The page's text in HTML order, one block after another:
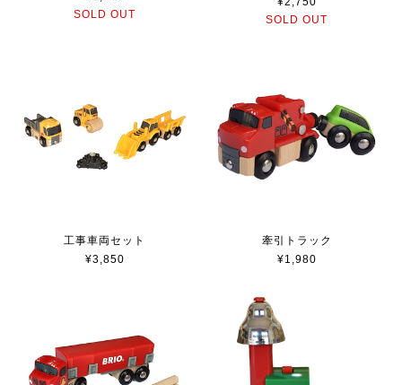
SOLD OUT
SOLD OUT
工事車両セット
¥3,850
牽引トラック
¥1,980